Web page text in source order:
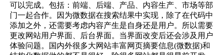
可以完成。包括：前端、后端、产品、内容生产、市场等部
门一起合作。因为微数据在搜索结果中实现，除了在代码中
添加之外，还需要考虑内容产生是自身还是用户。所以需要
更改网站用户界面、后台界面。当界面改变后还会涉及用户
体验问题。国内外很多大网站丰富网页摘要信息(微数据)和